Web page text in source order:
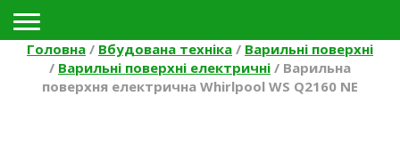
Головна / Вбудована техніка / Варильні поверхні
/ Варильні поверхні електричні / Варильна
поверхня електрична Whirlpool WS Q2160 NE